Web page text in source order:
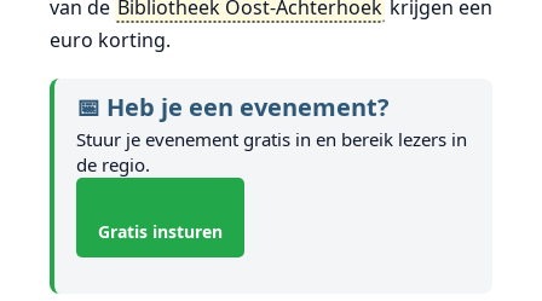
van de Bibliotheek Oost-Achterhoek krijgen een
euro korting.
📅 Heb je een evenement?
Stuur je evenement gratis in en bereik lezers in
de regio.
Gratis insturen